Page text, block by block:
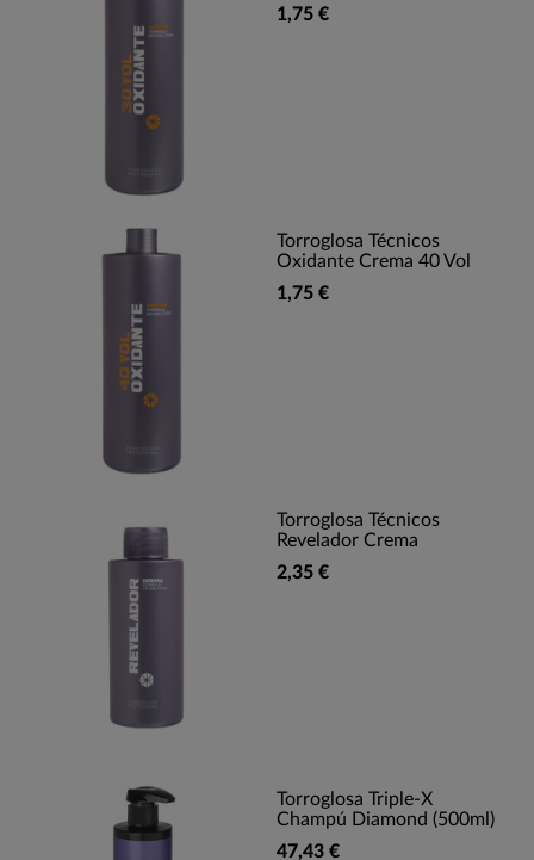
1,75 €
Torroglosa Técnicos
Oxidante Crema 40 Vol
1,75 €
Torroglosa Técnicos
Revelador Crema
2,35 €
Torroglosa Triple-X
Champú Diamond (500ml)
47,43 €